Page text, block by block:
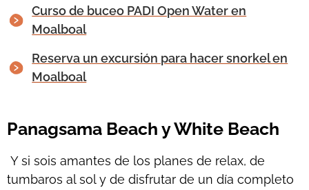
Curso de buceo PADI Open Water en
Moalboal
Reserva un excursión para hacer snorkel en
Moalboal
Panagsama Beach y White Beach
Y si sois amantes de los planes de relax, de
tumbaros al sol y de disfrutar de un día completo